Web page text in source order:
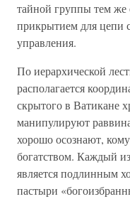
тайной группы тем
прикрытием для цепи
управления.
По иерархической
располагается
скрытого в Ватикане
манипулируют
хорошо осознают,
богатством. Каждый
является подлинным
пастыри